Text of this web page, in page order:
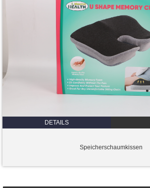
DETAILS
Speicherschaumkissen